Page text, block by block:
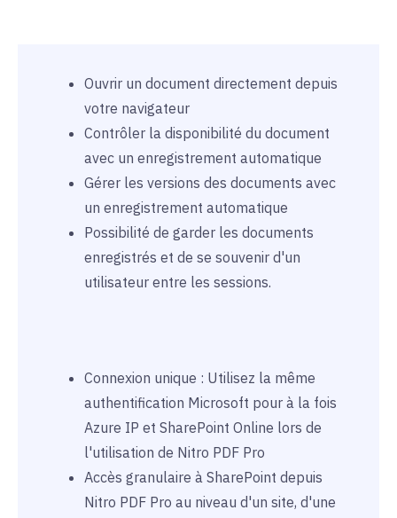
Ouvrir un document directement depuis
votre navigateur
Contrôler la disponibilité du document
avec un enregistrement automatique
Gérer les versions des documents avec
un enregistrement automatique
Possibilité de garder les documents
enregistrés et de se souvenir d'un
utilisateur entre les sessions.
Connexion unique : Utilisez la même
authentification Microsoft pour à la fois
Azure IP et SharePoint Online lors de
l'utilisation de Nitro PDF Pro
Accès granulaire à SharePoint depuis
Nitro PDF Pro au niveau d'un site, d'une